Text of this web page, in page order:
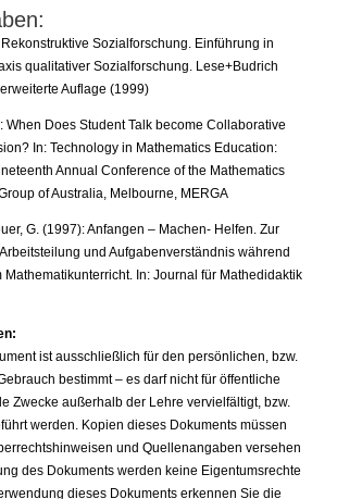
Sozialforschung. Einführung in
qualitativer Sozialforschung. Lese+Budrich
Auflage (1999)
When Does Student Talk become Collaborative
In: Technology in Mathematics Education:
Annual Conference of the Mathematics
of Australia, Melbourne, MERGA
G. (1997): Anfangen – Machen- Helfen. Zur
und Aufgabenverständnis während
In: Journal für Mathedidaktik
ist ausschließlich für den persönlichen, bzw.
bestimmt – es darf nicht für öffentliche
Zwecke außerhalb der Lehre vervielfältigt, bzw.
werden. Kopien dieses Dokuments müssen
und Quellenangaben versehen
des Dokuments werden keine Eigentumsrechte
dieses Dokuments erkennen Sie die